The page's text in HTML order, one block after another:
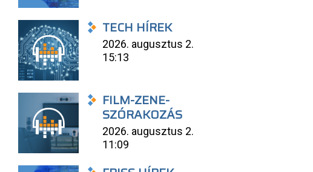
TECH HÍREK
2026. augusztus 2.
15:13
FILM-ZENE-
SZÓRAKOZÁS
2026. augusztus 2.
11:09